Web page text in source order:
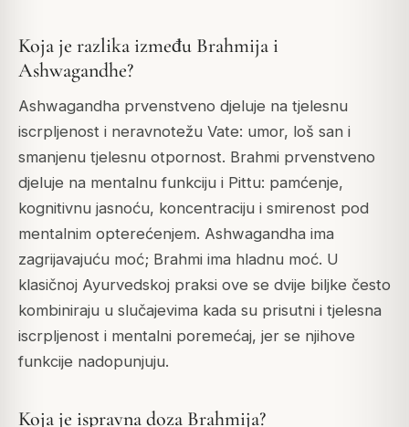
Koja je razlika između Brahmija i
Ashwagandhe?
Ashwagandha prvenstveno djeluje na tjelesnu
iscrpljenost i neravnotežu Vate: umor, loš san i
smanjenu tjelesnu otpornost. Brahmi prvenstveno
djeluje na mentalnu funkciju i Pittu: pamćenje,
kognitivnu jasnoću, koncentraciju i smirenost pod
mentalnim opterećenjem. Ashwagandha ima
zagrijavajuću moć; Brahmi ima hladnu moć. U
klasičnoj Ayurvedskoj praksi ove se dvije biljke često
kombiniraju u slučajevima kada su prisutni i tjelesna
iscrpljenost i mentalni poremećaj, jer se njihove
funkcije nadopunjuju.
Koja je ispravna doza Brahmija?